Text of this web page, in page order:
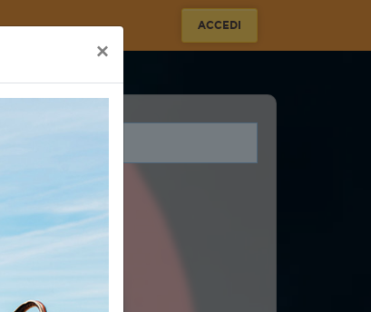
ACCEDI
a questo evento.
×